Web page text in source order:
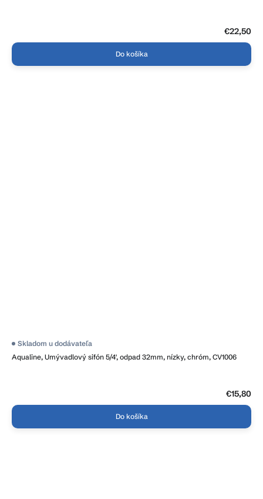
€22,50
Do košíka
Aqualine, Umývadlový sifón 5/4', odpad 32mm, nízky, chróm, CV1006
Skladom u dodávateľa
€15,80
Do košíka